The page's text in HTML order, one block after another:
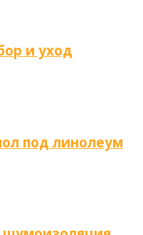
и уход
под линолеум